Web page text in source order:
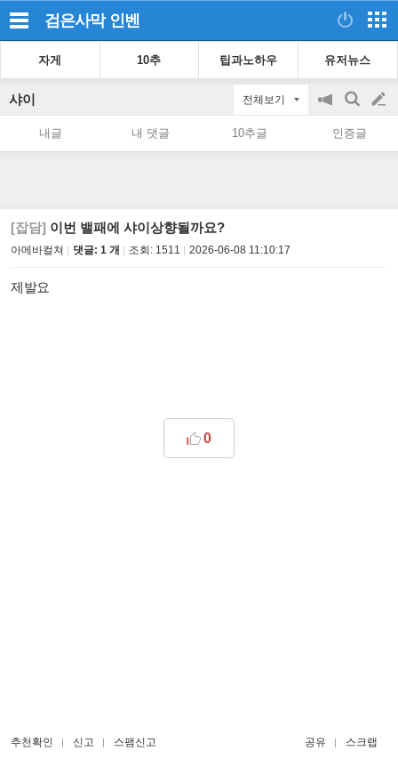
검은사막 인벤
자게 10추 팁과노하우 유저뉴스
샤이 전체보기
공
on/off
검
색
글
쓰
내글 내 댓글 10추글 인증글
[잡담] 이번 밸패에 샤이상향될까요?
아메바컬쳐 댓글: 1 개 조회: 1511 2026-06-08 11:10:17
제발요
0
추천확인 신고 스팸신고 공유 스크랩